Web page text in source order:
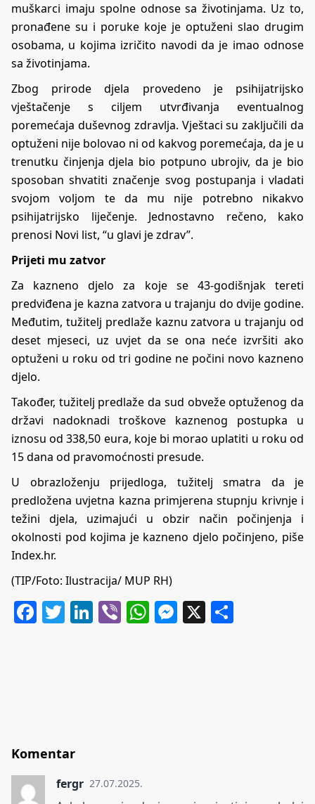
muškarci imaju spolne odnose sa životinjama. Uz to,
pronađene su i poruke koje je optuženi slao drugim
osobama, u kojima izričito navodi da je imao odnose
sa životinjama.
Zbog prirode djela provedeno je psihijatrijsko
vještačenje s ciljem utvrđivanja eventualnog
poremećaja duševnog zdravlja. Vještaci su zaključili da
optuženi nije bolovao ni od kakvog poremećaja, da je u
trenutku činjenja djela bio potpuno ubrojiv, da je bio
sposoban shvatiti značenje svog postupanja i vladati
svojom voljom te da mu nije potrebno nikakvo
psihijatrijsko liječenje. Jednostavno rečeno, kako
prenosi Novi list, “u glavi je zdrav”.
Prijeti mu zatvor
Za kazneno djelo za koje se 43-godišnjak tereti
predviđena je kazna zatvora u trajanju do dvije godine.
Međutim, tužitelj predlaže kaznu zatvora u trajanju od
deset mjeseci, uz uvjet da se ona neće izvršiti ako
optuženi u roku od tri godine ne počini novo kazneno
djelo.
Također, tužitelj predlaže da sud obveže optuženog da
državi nadoknadi troškove kaznenog postupka u
iznosu od 338,50 eura, koje bi morao uplatiti u roku od
15 dana od pravomoćnosti presude.
U obrazloženju prijedloga, tužitelj smatra da je
predložena uvjetna kazna primjerena stupnju krivnje i
težini djela, uzimajući u obzir način počinjenja i
okolnosti pod kojima je kazneno djelo počinjeno, piše
Index.hr.
(TIP/Foto: Ilustracija/ MUP RH)
Facebook
Twitter
LinkedIn
ViberWhatsApp
Messenger
X
Komentar
fergr 27.07.2025.